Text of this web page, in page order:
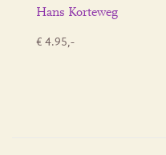
Hans Korteweg
€ 4.95,-